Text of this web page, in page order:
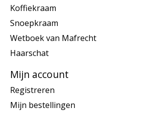
Koffiekraam
Snoepkraam
Wetboek van Mafrecht
Haarschat
Mijn account
Registreren
Mijn bestellingen